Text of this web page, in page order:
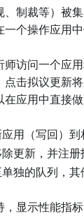
、制裁等）被
个操作应用中
师访问一个应
点击拟议更新
应用中直接做
用（写回）到
更新，并注册
独的队列，
，显示性能指